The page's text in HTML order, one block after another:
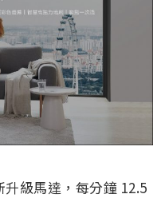
級馬達，每分鐘 12.5